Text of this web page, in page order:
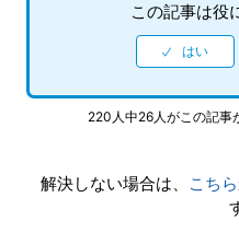
この記事は役
220人中26人がこの記事
解決しない場合は、 こちら